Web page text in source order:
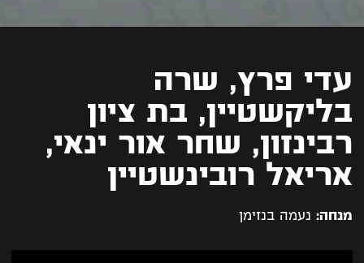
עדי פרץ, שרה
בליקשטיין, בת ציון
רבינזון, שחר אור ינאי,
אריאל רובינשטיין
מנחה: נעמה בנזימן